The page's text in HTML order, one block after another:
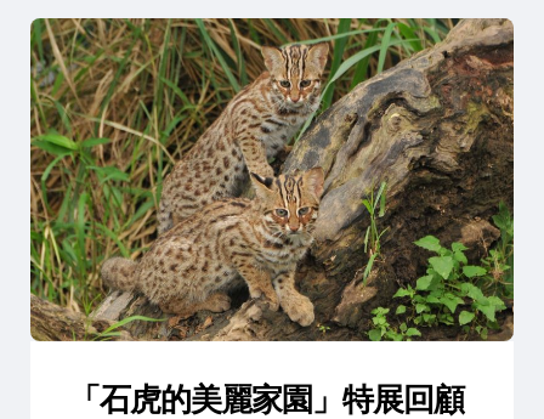
「石虎的美麗家園」特展回顧